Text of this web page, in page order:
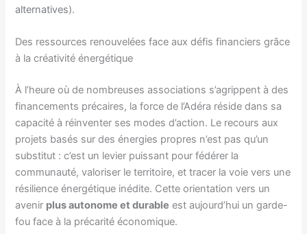
alternatives).
Des ressources renouvelées face aux défis financiers grâce
à la créativité énergétique
À l’heure où de nombreuses associations s’agrippent à des
financements précaires, la force de l’Adéra réside dans sa
capacité à réinventer ses modes d’action. Le recours aux
projets basés sur des énergies propres n’est pas qu’un
substitut : c’est un levier puissant pour fédérer la
communauté, valoriser le territoire, et tracer la voie vers une
résilience énergétique inédite. Cette orientation vers un
avenir plus autonome et durable est aujourd’hui un garde-
fou face à la précarité économique.